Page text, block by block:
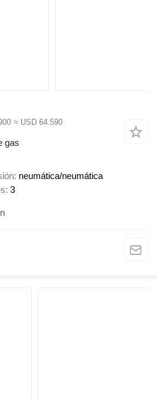
≈ USD 64.590
gas
neumática/neumática
3